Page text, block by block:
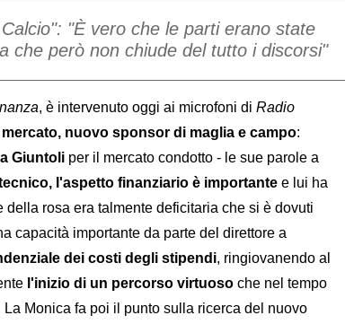
"È vero che le parti erano state
che però non chiude del tutto i discorsi"
, è intervenuto oggi ai microfoni di Radio
mercato, nuovo sponsor di maglia e campo:
Giuntoli per il mercato condotto - le sue parole a
l'aspetto finanziario è importante e lui ha
rosa era talmente deficitaria che si è dovuti
capacità importante da parte del direttore a
dei costi degli stipendi, ringiovanendo al
l'inizio di un percorso virtuoso che nel tempo
Monica fa poi il punto sulla ricerca del nuovo